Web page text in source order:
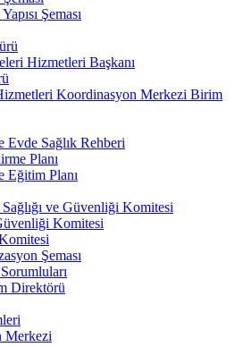
Şeması
Hizmetleri Başkanı
Koordinasyon Merkezi Birim
Evde Sağlık Rehberi
Planı
Eğitim Planı
Sağlığı ve Güvenliği Komitesi
Komitesi
Şeması
Direktörü
Merkezi